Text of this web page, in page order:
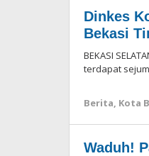
Dinkes
Bekasi
BEKASI
terdapat
Berita, Kota
Waduh!